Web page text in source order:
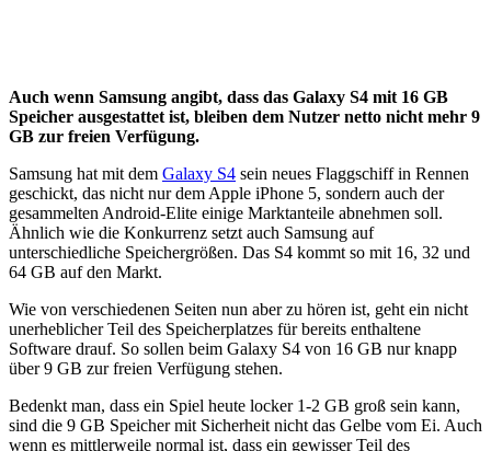
Auch wenn Samsung angibt, dass das Galaxy S4 mit 16 GB
Speicher ausgestattet ist, bleiben dem Nutzer netto nicht mehr 9
GB zur freien Verfügung.
Samsung hat mit dem Galaxy S4 sein neues Flaggschiff in Rennen
geschickt, das nicht nur dem Apple iPhone 5, sondern auch der
gesammelten Android-Elite einige Marktanteile abnehmen soll.
Ähnlich wie die Konkurrenz setzt auch Samsung auf
unterschiedliche Speichergrößen. Das S4 kommt so mit 16, 32 und
64 GB auf den Markt.
Wie von verschiedenen Seiten nun aber zu hören ist, geht ein nicht
unerheblicher Teil des Speicherplatzes für bereits enthaltene
Software drauf. So sollen beim Galaxy S4 von 16 GB nur knapp
über 9 GB zur freien Verfügung stehen.
Bedenkt man, dass ein Spiel heute locker 1-2 GB groß sein kann,
sind die 9 GB Speicher mit Sicherheit nicht das Gelbe vom Ei. Auch
wenn es mittlerweile normal ist, dass ein gewisser Teil des